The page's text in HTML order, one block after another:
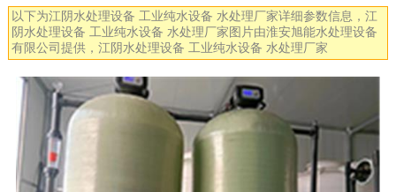
以下为江阴水处理设备 工业纯水设备 水处理厂家详细参数信息，江
阴水处理设备 工业纯水设备 水处理厂家图片由淮安旭能水处理设备
有限公司提供，江阴水处理设备 工业纯水设备 水处理厂家